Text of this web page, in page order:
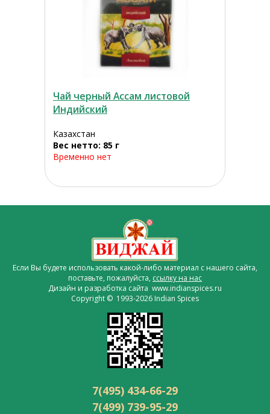
Чай черный Ассам листовой
Индийский
Казахстан
Вес нетто: 85 г
Временно нет
Если Вы будете использовать какой-либо материал с нашего сайта,
поставьте, пожалуйста, ссылку на нас
Дизайн и разработка сайта www.indianspices.ru
Copyright © 1993-2026 Indian Spices
7(495) 434-66-29
7(499) 739-95-29